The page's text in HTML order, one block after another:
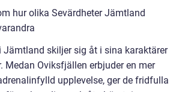
hur olika Sevärdheter Jämtland
Jämtland skiljer sig åt i sina karaktärer
Medan Oviksfjällen erbjuder en mer
upplevelse, ger de fridfulla